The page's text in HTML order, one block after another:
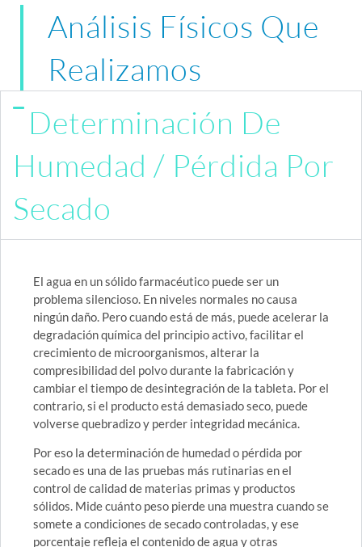
Análisis Físicos Que
Realizamos
Determinación De
Humedad / Pérdida Por
Secado
El agua en un sólido farmacéutico puede ser un
problema silencioso. En niveles normales no causa
ningún daño. Pero cuando está de más, puede acelerar la
degradación química del principio activo, facilitar el
crecimiento de microorganismos, alterar la
compresibilidad del polvo durante la fabricación y
cambiar el tiempo de desintegración de la tableta. Por el
contrario, si el producto está demasiado seco, puede
volverse quebradizo y perder integridad mecánica.
Por eso la determinación de humedad o pérdida por
secado es una de las pruebas más rutinarias en el
control de calidad de materias primas y productos
sólidos. Mide cuánto peso pierde una muestra cuando se
somete a condiciones de secado controladas, y ese
porcentaje refleja el contenido de agua y otras